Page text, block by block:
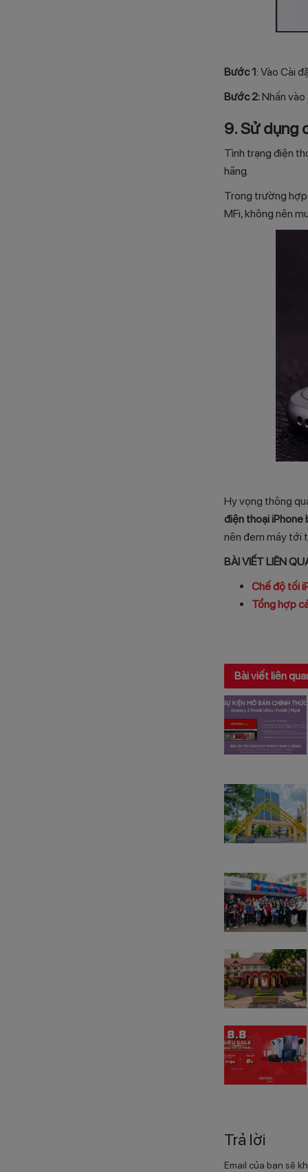
Bước 1: Vào Cài
Bước 2:Nhấn
9. Sử dụng
Tình trạng điện
hãng.
Trong trường hợp
MFi, không nên
Hy vọng thông
điện thoại iPhone
nên đem máy tới
BÀI VIẾT LIÊN
Chế độ tối
Tổng hợp
Bài viết liên
Trả lời
Email của bạn sẽ